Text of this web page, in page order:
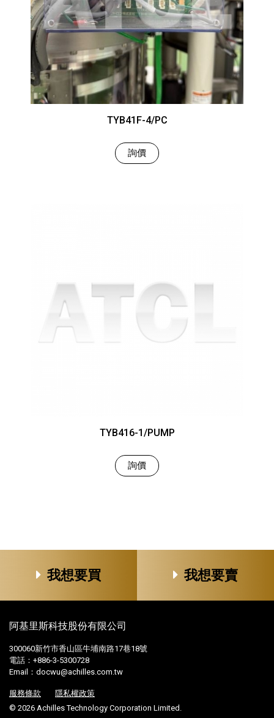
TYB41F-4/PC
詢價
TYB416-1/PUMP
詢價
我想要買 我想要賣
阿基里斯科技股份有限公司
300060新竹市香山區牛埔南路17巷18號
電話：+886-3-5300728
Email： docwu@achilles.com.tw
服務條款
隱私權政策
© 2026 Achilles Technology Corporation Limited.